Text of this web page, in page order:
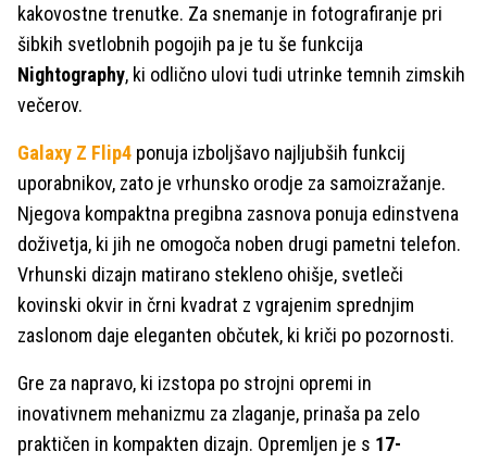
kakovostne trenutke. Za snemanje in fotografiranje pri
šibkih svetlobnih pogojih pa je tu še funkcija
Nightography, ki odlično ulovi tudi utrinke temnih zimskih
večerov.
Galaxy Z Flip4 ponuja izboljšavo najljubših funkcij
uporabnikov, zato je vrhunsko orodje za samoizražanje.
Njegova kompaktna pregibna zasnova ponuja edinstvena
doživetja, ki jih ne omogoča noben drugi pametni telefon.
Vrhunski dizajn matirano stekleno ohišje, svetleči
kovinski okvir in črni kvadrat z vgrajenim sprednjim
zaslonom daje eleganten občutek, ki kriči po pozornosti.
Gre za napravo, ki izstopa po strojni opremi in
inovativnem mehanizmu za zlaganje, prinaša pa zelo
praktičen in kompakten dizajn. Opremljen je s 17-